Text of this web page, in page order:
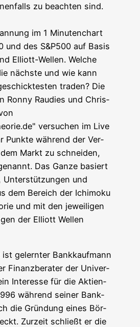
zu beach­ten sind.
im 1 Minu­ten­chart
und des S&P500 auf Basis
Elliott-Wel­len. Wel­che
nächs­te und wie kann
traden? Die
Ron­ny Rau­dies und Chris­
ver­su­chen im Live
Punk­te wäh­rend der Ver­
Markt zu schnei­den,
Das Gan­ze basiert
Unter­stüt­zun­gen und
dem Bereich der Ichi­mo­ku
und mit den jewei­li­gen
der Elliott Wel­len
ist gelern­ter Bank­kauf­mann
Finanz­be­ra­ter der Uni­ver­
Inter­es­se für die Akti­en­
wäh­rend sei­ner Bank­
die Grün­dung eines Bör­
Zur­zeit schließt er die